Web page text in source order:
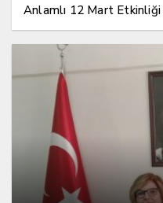
Anlamlı 12 Mart Etkinliği